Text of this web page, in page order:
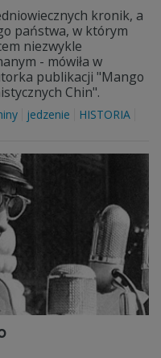
kronik, a
państwa, w którym
niezwykle
- mówiła w
publikacji "Mango
Chin".
jedzenie
HISTORIA